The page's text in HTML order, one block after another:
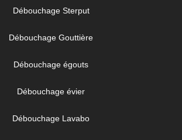
Débouchage Sterput
Débouchage Gouttière
Débouchage égouts
Débouchage évier
Débouchage Lavabo